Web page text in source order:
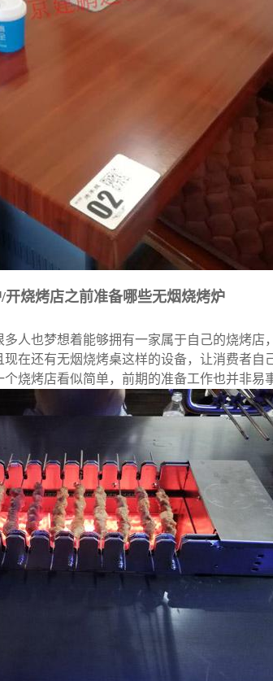
开烧烤店之前准备哪些无烟烧烤炉
人也梦想着能够拥有一家属于自己的烧烤
在还有无烟烧烤桌这样的设备，让消费者自
烧烤店看似简单，前期的准备工作也并非易